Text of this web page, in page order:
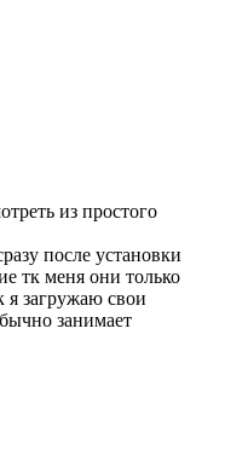
из простого
после установки
тк меня они только
я загружаю свои
занимает